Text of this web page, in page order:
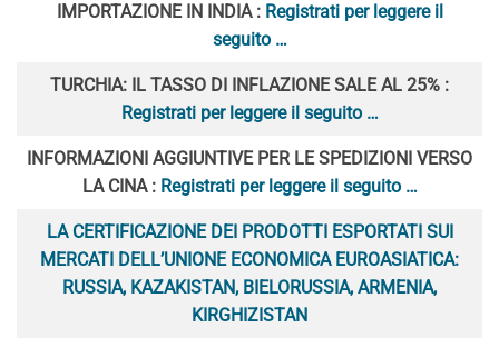
IMPORTAZIONE IN INDIA : Registrati per leggere il
seguito …
TURCHIA: IL TASSO DI INFLAZIONE SALE AL 25% :
Registrati per leggere il seguito …
INFORMAZIONI AGGIUNTIVE PER LE SPEDIZIONI VERSO
LA CINA : Registrati per leggere il seguito …
LA CERTIFICAZIONE DEI PRODOTTI ESPORTATI SUI
MERCATI DELL’UNIONE ECONOMICA EUROASIATICA:
RUSSIA, KAZAKISTAN, BIELORUSSIA, ARMENIA,
KIRGHIZISTAN